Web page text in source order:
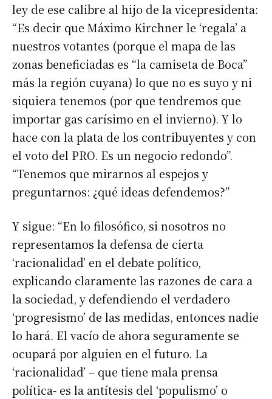
ley de ese calibre al hijo de la vicepresidenta:
“Es decir que Máximo Kirchner le ‘regala’ a
nuestros votantes (porque el mapa de las
zonas beneficiadas es “la camiseta de Boca”
más la región cuyana) lo que no es suyo y ni
siquiera tenemos (por que tendremos que
importar gas carísimo en el invierno). Y lo
hace con la plata de los contribuyentes y con
el voto del PRO. Es un negocio redondo”.
“Tenemos que mirarnos al espejos y
preguntarnos: ¿qué ideas defendemos?”
Y sigue: “En lo filosófico, si nosotros no
representamos la defensa de cierta
‘racionalidad’ en el debate político,
explicando claramente las razones de cara a
la sociedad, y defendiendo el verdadero
‘progresismo’ de las medidas, entonces nadie
lo hará. El vacío de ahora seguramente se
ocupará por alguien en el futuro. La
‘racionalidad’ – que tiene mala prensa
política- es la antítesis del ‘populismo’ o